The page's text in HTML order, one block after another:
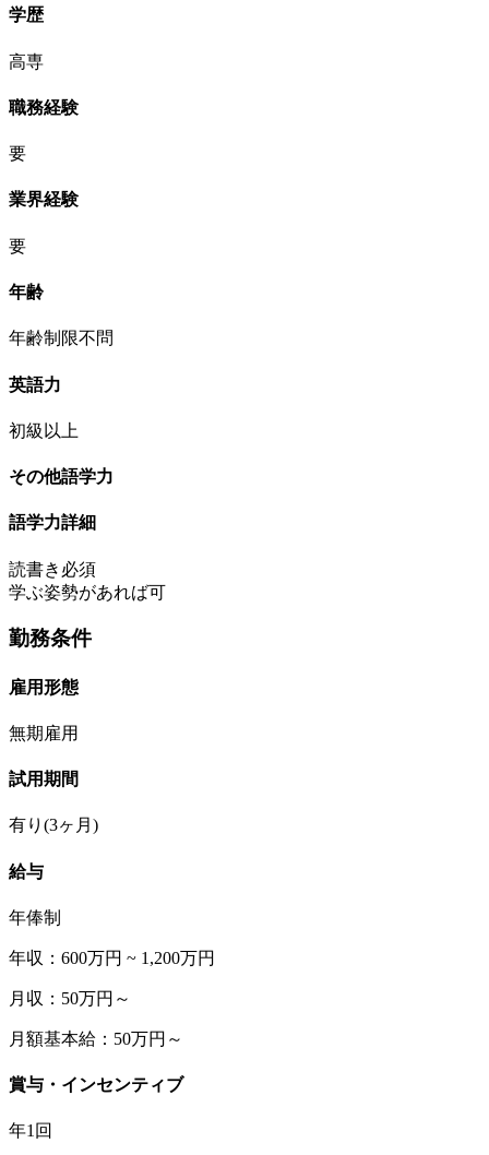
学歴
高専
職務経験
要
業界経験
要
年齢
年齢制限不問
英語力
初級以上
その他語学力
語学力詳細
読書き必須
学ぶ姿勢があれば可
勤務条件
雇用形態
無期雇用
試用期間
有り(3ヶ月)
給与
年俸制
年収：600万円 ~ 1,200万円
月収：50万円～
月額基本給：50万円～
賞与・インセンティブ
年1回